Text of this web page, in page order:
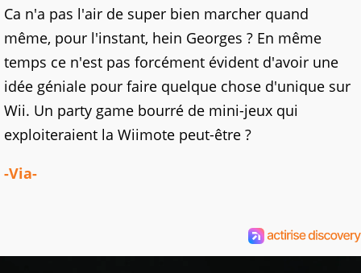
Ca n'a pas l'air de super bien marcher quand
même, pour l'instant, hein Georges ? En même
temps ce n'est pas forcément évident d'avoir une
idée géniale pour faire quelque chose d'unique sur
Wii. Un party game bourré de mini-jeux qui
exploiteraient la Wiimote peut-être ?
-Via-